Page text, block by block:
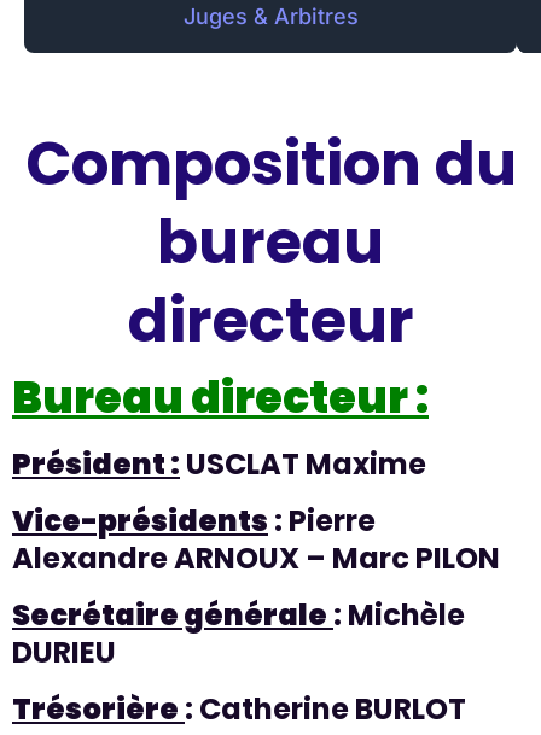
Juges & Arbitres
Composition du
bureau
directeur
Bureau directeur :
Président : USCLAT Maxime
Vice-présidents : Pierre
Alexandre ARNOUX – Marc PILON
Secrétaire générale : Michèle
DURIEU
Trésorière : Catherine BURLOT